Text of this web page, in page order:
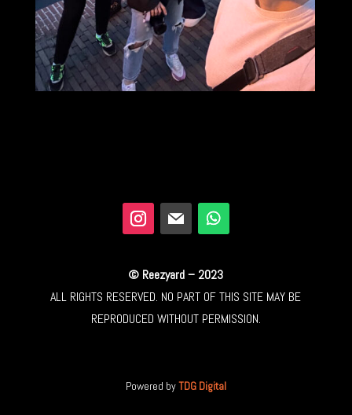
© Reezyard – 2023
ALL RIGHTS RESERVED. NO PART OF THIS SITE MAY BE
REPRODUCED WITHOUT PERMISSION.
Powered byTDG Digital